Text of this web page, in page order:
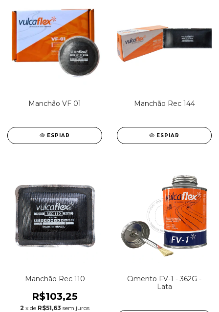
Manchão VF 01
ESPIAR
Manchão Rec 144
ESPIAR
Manchão Rec 110
R$103,25
2 x de R$51,63 sem juros
Cimento FV-1 - 362G -
Lata